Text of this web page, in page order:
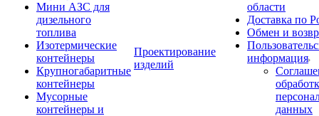
Мини АЗС для
дизельного
топлива
Изотермические
контейнеры
Крупногабаритные
контейнеры
Мусорные
контейнеры и
Проектирование
изделий
области
Доставка по
Обмен и
информация
данных